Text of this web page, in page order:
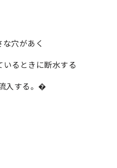
穴があく
いるときに断水する
入する。�